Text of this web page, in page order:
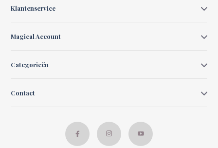
Klantenservice
Magical Account
Categorieën
Contact